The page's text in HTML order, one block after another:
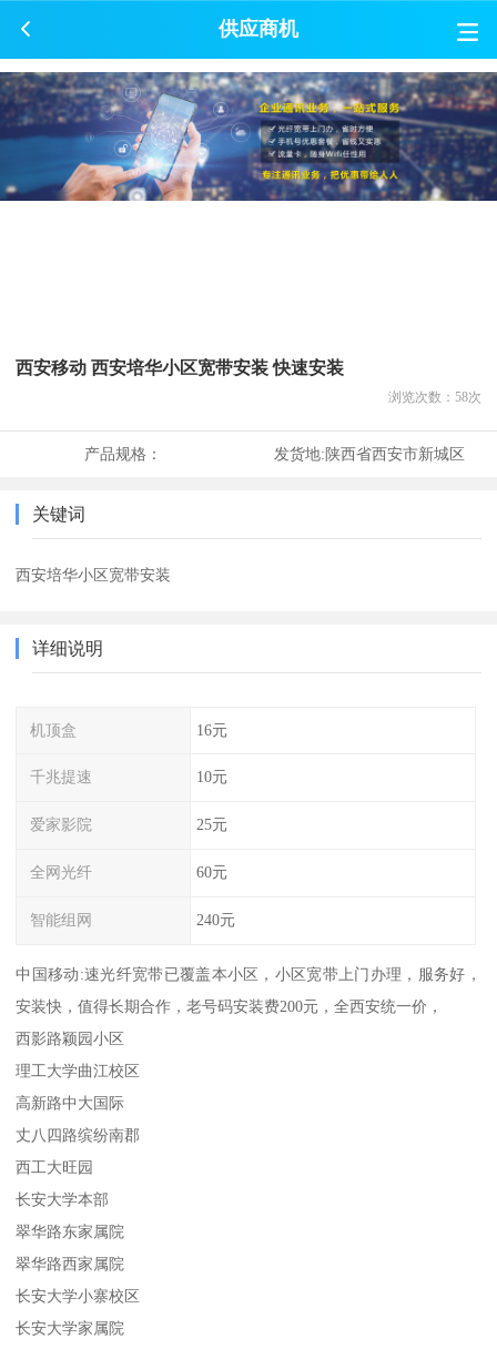
供应商机
西安移动 西安培华小区宽带安装 快速安装
浏览次数： 58次
产品规格： 发货地:陕西省西安市新城区
关键词
西安培华小区宽带安装
详细说明
机顶盒 16元
千兆提速 10元
爱家影院 25元
全网光纤 60元
智能组网 240元
中国移动:速光纤宽带已覆盖本小区，小区宽带上门办理，服务好，
安装快，值得长期合作，老号码安装费200元，全西安统一价，
西影路颖园小区
理工大学曲江校区
高新路中大国际
丈八四路缤纷南郡
西工大旺园
长安大学本部
翠华路东家属院
翠华路西家属院
长安大学小寨校区
长安大学家属院